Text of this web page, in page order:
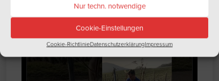
Nur techn. notwendige
Cookie-Einstellungen
Cookie-RichtlinieDatenschutzerklärungImpressum